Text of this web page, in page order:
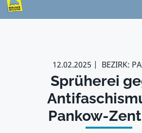
12.02.2025 BEZIRK:
Sprüherei
Pankow-